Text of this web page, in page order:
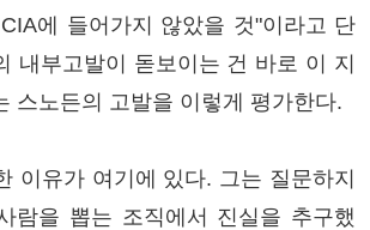
에 들어가지 않았을 것"이라고 단
내부고발이 돋보이는 건 바로 이 지
스노든의 고발을 이렇게 평가한다.
이유가 여기에 있다. 그는 질문하지
람을 뽑는 조직에서 진실을 추구했